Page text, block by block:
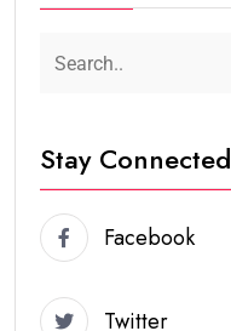
Stay Connected
Facebook
Twitter